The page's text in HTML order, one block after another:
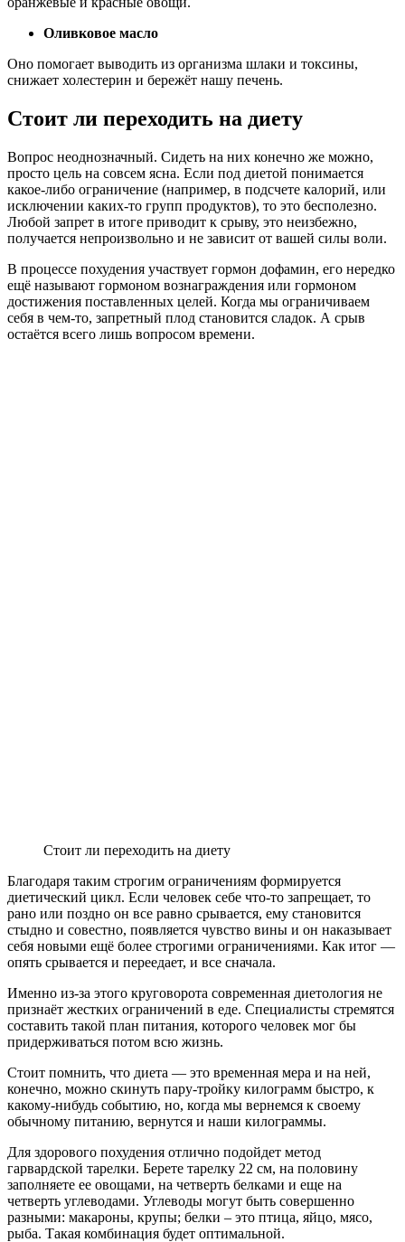
Оливковое масло
Оно помогает выводить из организма шлаки и токсины,
снижает холестерин и бережёт нашу печень.
Стоит ли переходить на диету
Вопрос неоднозначный. Сидеть на них конечно же можно,
просто цель на совсем ясна. Если под диетой понимается
какое-либо ограничение (например, в подсчете калорий, или
исключении каких-то групп продуктов), то это бесполезно.
Любой запрет в итоге приводит к срыву, это неизбежно,
получается непроизвольно и не зависит от вашей силы воли.
В процессе похудения участвует гормон дофамин, его нередко
ещё называют гормоном вознаграждения или гормоном
достижения поставленных целей. Когда мы ограничиваем
себя в чем-то, запретный плод становится сладок. А срыв
остаётся всего лишь вопросом времени.
Стоит ли переходить на диету
Благодаря таким строгим ограничениям формируется
диетический цикл. Если человек себе что-то запрещает, то
рано или поздно он все равно срывается, ему становится
стыдно и совестно, появляется чувство вины и он наказывает
себя новыми ещё более строгими ограничениями. Как итог —
опять срывается и переедает, и все сначала.
Именно из-за этого круговорота современная диетология не
признаёт жестких ограничений в еде. Специалисты стремятся
составить такой план питания, которого человек мог бы
придерживаться потом всю жизнь.
Стоит помнить, что диета — это временная мера и на ней,
конечно, можно скинуть пару-тройку килограмм быстро, к
какому-нибудь событию, но, когда мы вернемся к своему
обычному питанию, вернутся и наши килограммы.
Для здорового похудения отлично подойдет метод
гарвардской тарелки. Берете тарелку 22 см, на половину
заполняете ее овощами, на четверть белками и еще на
четверть углеводами. Углеводы могут быть совершенно
разными: макароны, крупы; белки – это птица, яйцо, мясо,
рыба. Такая комбинация будет оптимальной.